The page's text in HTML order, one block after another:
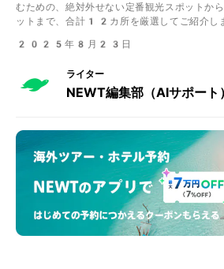
むための、絶対外せない定番観光スポットか
ットまで、合計12カ所を厳選してご紹介し
2025年8月23日
ライター
NEWT編集部（AIサポート）